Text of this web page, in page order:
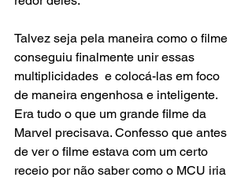
Talvez seja pela maneira como o filme
conseguiu finalmente unir essas
multiplicidades  e colocá-las em foco
de maneira engenhosa e inteligente.
Era tudo o que um grande filme da
Marvel precisava. Confesso que antes
de ver o filme estava com um certo
receio por não saber como o MCU iria